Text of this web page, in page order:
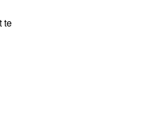
te